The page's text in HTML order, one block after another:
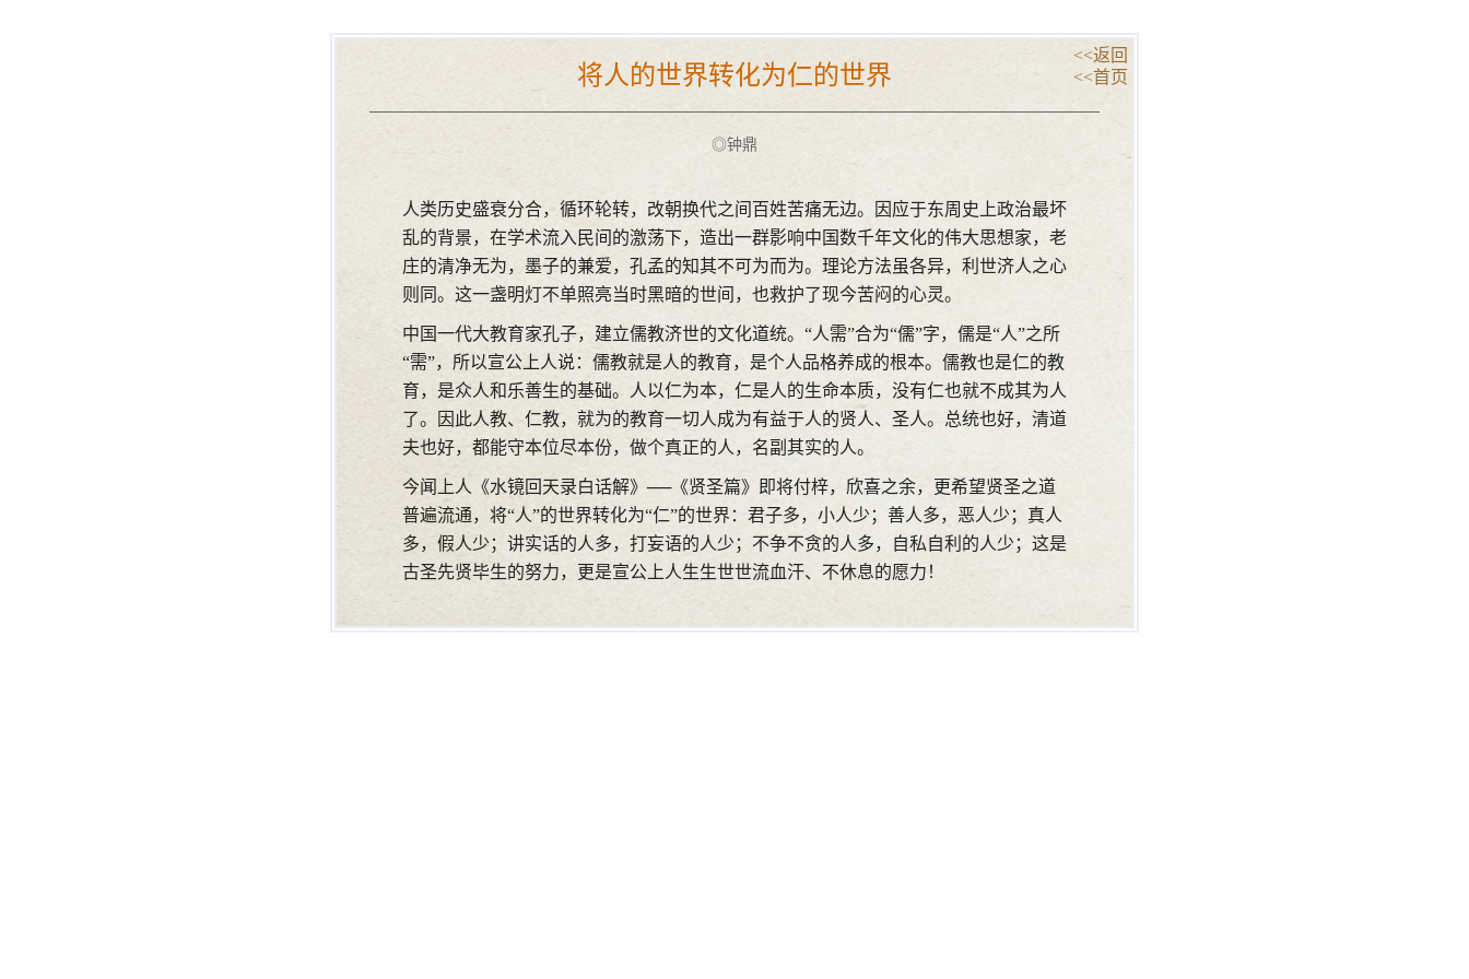
<<返回
<<首页
将人的世界转化为仁的世界
◎钟鼎
人类历史盛衰分合，循环轮转，改朝换代之间百姓苦痛无边。因应于东周史上政治最坏
乱的背景，在学术流入民间的激荡下，造出一群影响中国数千年文化的伟大思想家，老
庄的清净无为，墨子的兼爱，孔孟的知其不可为而为。理论方法虽各异，利世济人之心
则同。这一盏明灯不单照亮当时黑暗的世间，也救护了现今苦闷的心灵。
中国一代大教育家孔子，建立儒教济世的文化道统。“人需”合为“儒”字，儒是“人”之所
“需”，所以宣公上人说：儒教就是人的教育，是个人品格养成的根本。儒教也是仁的教
育，是众人和乐善生的基础。人以仁为本，仁是人的生命本质，没有仁也就不成其为人
了。因此人教、仁教，就为的教育一切人成为有益于人的贤人、圣人。总统也好，清道
夫也好，都能守本位尽本份，做个真正的人，名副其实的人。
今闻上人《水镜回天录白话解》──《贤圣篇》即将付梓，欣喜之余，更希望贤圣之道
普遍流通，将“人”的世界转化为“仁”的世界：君子多，小人少；善人多，恶人少；真人
多，假人少；讲实话的人多，打妄语的人少；不争不贪的人多，自私自利的人少；这是
古圣先贤毕生的努力，更是宣公上人生生世世流血汗、不休息的愿力！